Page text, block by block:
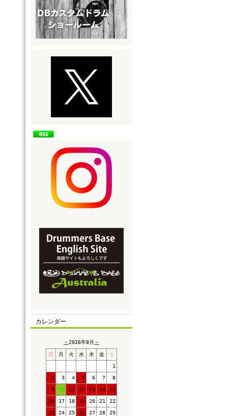
カレンダー
＜2026年8月 ＞
日 月 火 水 木 金 土
1
2 3 4 5 6 7 8
9 10 11 12 13 14 15
16 17 18 19 20 21 22
23 24 25 26 27 28 29